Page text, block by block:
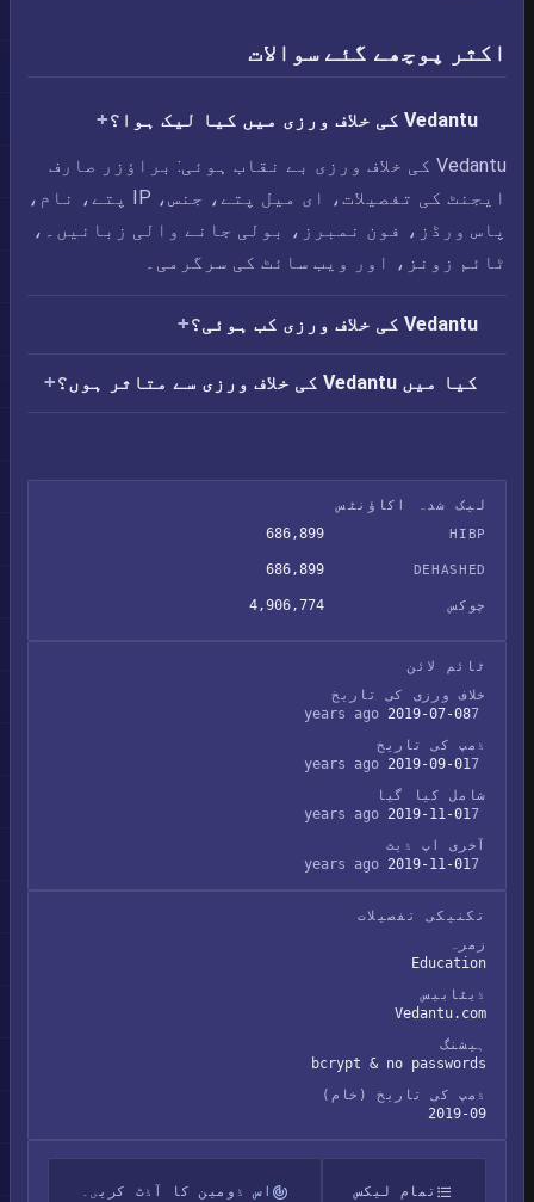
اکثر پوچھے گئے سوالات
Vedantu کی خلاف ورزی میں کیا لیک ہوا؟
Vedantu کی خلاف ورزی بے نقاب ہوئی: براؤزر صارف
ایجنٹ کی تفصیلات، ای میل پتے، جنس، IP پتے، نام،
پاس ورڈز، فون نمبرز، بولی جانے والی زبانیں۔،
ٹائم زونز، اور ویب سائٹ کی سرگرمی۔
Vedantu کی خلاف ورزی کب ہوئی؟
کیا میں Vedantu کی خلاف ورزی سے متاثر ہوں؟
لیک شدہ اکاؤنٹس
HIBP
686,899
DEHASHED
686,899
چوکس 4,906,774
ٹائم لائن
خلاف ورزی کی تاریخ
2019-07-08
ڈمپ کی تاریخ
2019-09-01
شامل کیا گیا
2019-11-01
آخری اپ ڈیٹ
2019-11-01
تکنیکی تفصیلات
زمرہ
Education
ڈیٹابیس
Vedantu.com
ہیشنگ
bcrypt & no passwords
ڈمپ کی تاریخ (خام)
2019-09
تمام لیکس اس ڈومین کا آڈٹ کریں۔